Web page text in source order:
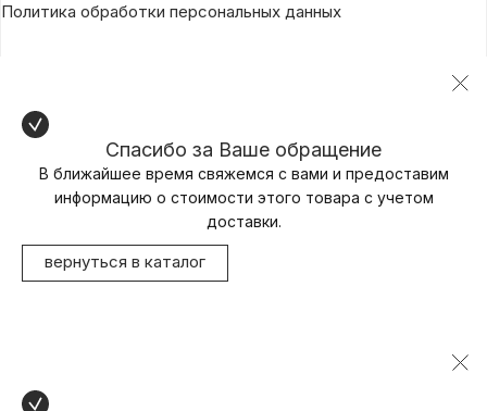
Политика обработки персональных данных
Спасибо за Ваше обращение
В ближайшее время свяжемся с вами и предоставим
информацию о стоимости этого товара с учетом
доставки.
вернуться в каталог